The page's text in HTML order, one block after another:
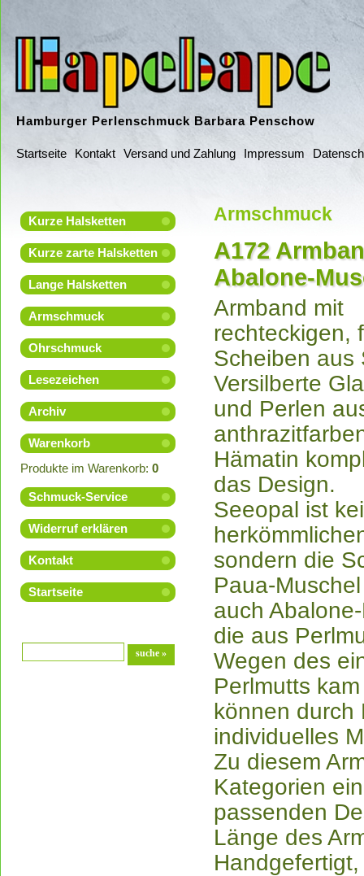
Hamburger Perlenschmuck Barbara Penschow
Startseite Kontakt Versand und Zahlung Impressum
Kurze Halsketten
Kurze zarte Halsketten
Lange Halsketten
Armschmuck
Ohrschmuck
Lesezeichen
Archiv
Warenkorb
Produkte im Warenkorb: 0
Schmuck-Service
Widerruf erklären
Kontakt
Startseite
Armschmuck
A172
Abalone-
Armband mit
rechteckigen,
Scheiben aus
Versilberte
und Perlen
Hämatin
das Design.
Seeopal ist
sondern die
Paua-
auch
die aus
Wegen des
Perlmutts
können durch
individuelles
Zu diesem
Kategorien
passenden
Länge des